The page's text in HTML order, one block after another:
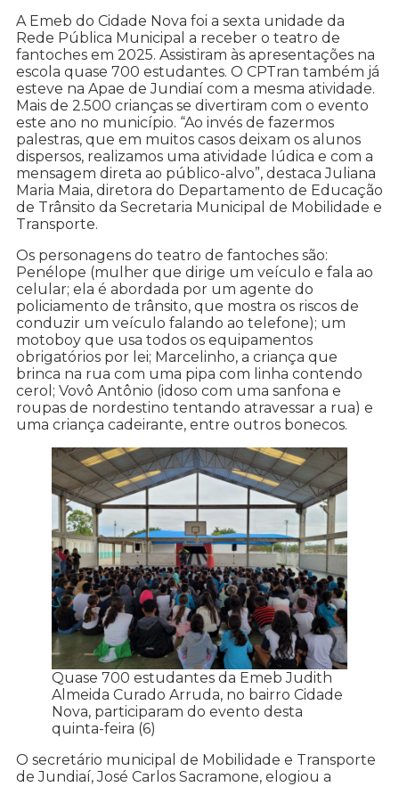
A Emeb do Cidade Nova foi a sexta unidade da
Rede Pública Municipal a receber o teatro de
fantoches em 2025. Assistiram às apresentações na
escola quase 700 estudantes. O CPTran também já
esteve na Apae de Jundiaí com a mesma atividade.
Mais de 2.500 crianças se divertiram com o evento
este ano no município. “Ao invés de fazermos
palestras, que em muitos casos deixam os alunos
dispersos, realizamos uma atividade lúdica e com a
mensagem direta ao público-alvo”, destaca Juliana
Maria Maia, diretora do Departamento de Educação
de Trânsito da Secretaria Municipal de Mobilidade e
Transporte.
Os personagens do teatro de fantoches são:
Penélope (mulher que dirige um veículo e fala ao
celular; ela é abordada por um agente do
policiamento de trânsito, que mostra os riscos de
conduzir um veículo falando ao telefone); um
motoboy que usa todos os equipamentos
obrigatórios por lei; Marcelinho, a criança que
brinca na rua com uma pipa com linha contendo
cerol; Vovô Antônio (idoso com uma sanfona e
roupas de nordestino tentando atravessar a rua) e
uma criança cadeirante, entre outros bonecos.
Quase 700 estudantes da Emeb Judith
Almeida Curado Arruda, no bairro Cidade
Nova, participaram do evento desta
quinta-feira (6)
O secretário municipal de Mobilidade e Transporte
de Jundiaí, José Carlos Sacramone, elogiou a